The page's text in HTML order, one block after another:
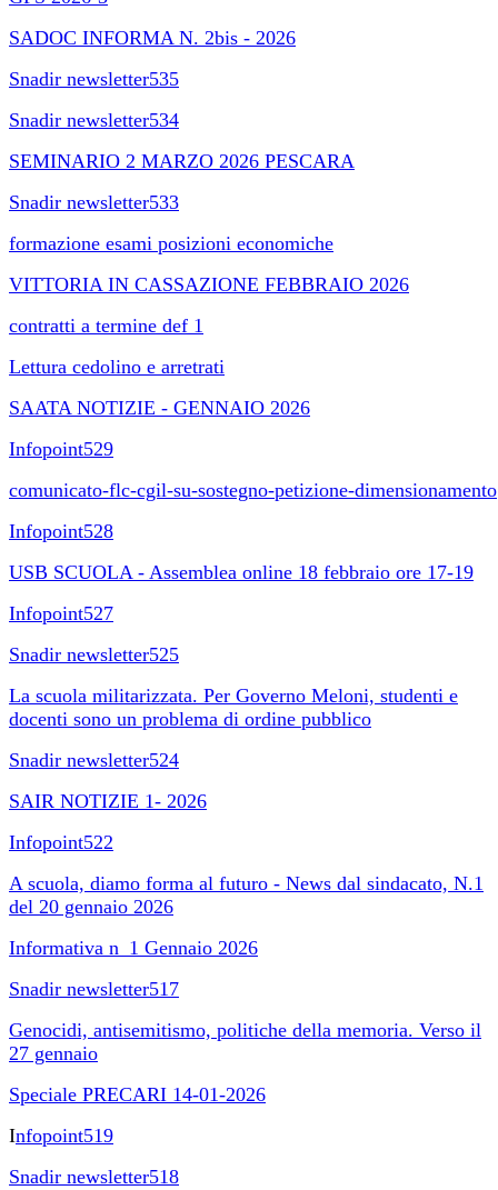
SADOC INFORMA N. 2bis - 2026
Snadir newsletter535
Snadir newsletter534
SEMINARIO 2 MARZO 2026 PESCARA
Snadir newsletter533
formazione esami posizioni economiche
VITTORIA IN CASSAZIONE FEBBRAIO 2026
contratti a termine def 1
Lettura cedolino e arretrati
SAATA NOTIZIE - GENNAIO 2026
Infopoint529
comunicato-flc-cgil-su-sostegno-petizione-dimensionamento
Infopoint528
USB SCUOLA - Assemblea online 18 febbraio ore 17-19
Infopoint527
Snadir newsletter525
La scuola militarizzata. Per Governo Meloni, studenti e
docenti sono un problema di ordine pubblico
Snadir newsletter524
SAIR NOTIZIE 1- 2026
Infopoint522
A scuola, diamo forma al futuro - News dal sindacato, N.1
del 20 gennaio 2026
Informativa n_1 Gennaio 2026
Snadir newsletter517
Genocidi, antisemitismo, politiche della memoria. Verso il
27 gennaio
Speciale PRECARI 14-01-2026
Infopoint519
Snadir newsletter518